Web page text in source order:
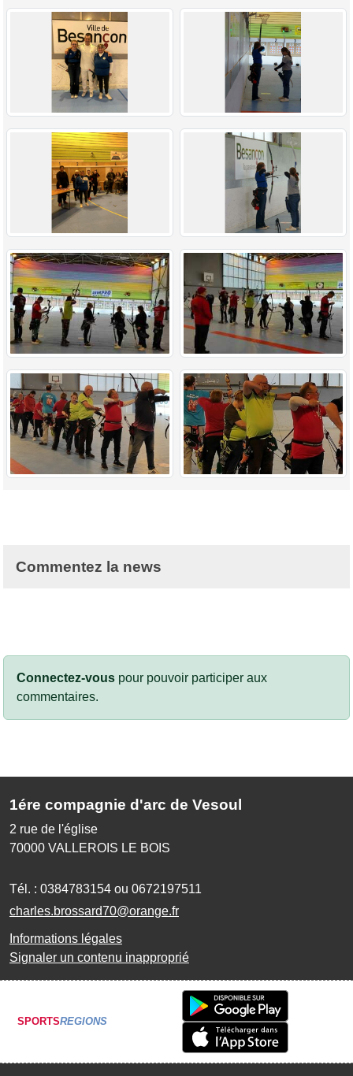
Commentez la news
Connectez-vous pour pouvoir participer aux
commentaires.
1ére compagnie d'arc de Vesoul
2 rue de l'église
70000 VALLEROIS LE BOIS
Tél. : 0384783154 ou 0672197511
charles.brossard70@orange.fr
Informations légales
Signaler un contenu inapproprié
SPORTSREGIONS